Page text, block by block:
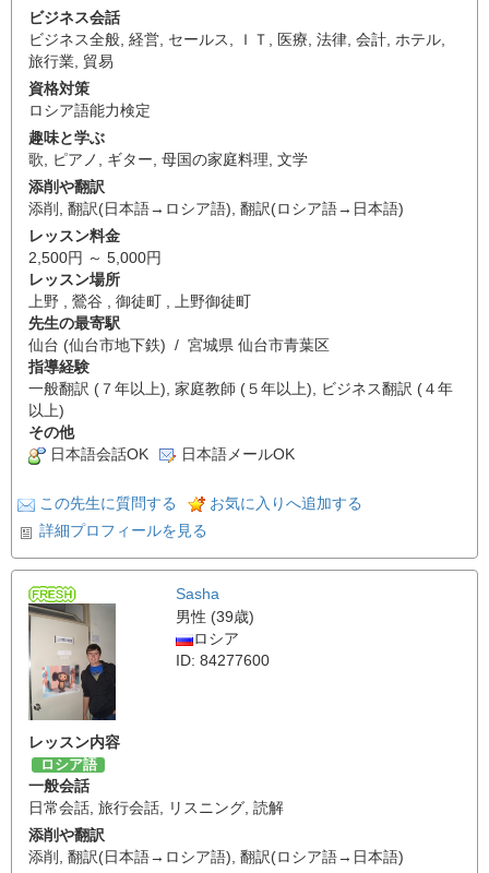
ビジネス会話
ビジネス全般, 経営, セールス, ＩＴ , 医療, 法律, 会計, ホテル,
旅行業, 貿易
資格対策
ロシア語能力検定
趣味と学ぶ
歌, ピアノ , ギター, 母国の家庭料理, 文学
添削や翻訳
添削 , 翻訳(日本語→ロシア語), 翻訳(ロシア語→日本語)
レッスン料金
2,500円 ～ 5,000円
レッスン場所
上野 , 鶯谷 , 御徒町 , 上野御徒町
先生の最寄駅
仙台 (仙台市地下鉄) / 宮城県 仙台市青葉区
指導経験
一般翻訳 (７年以上), 家庭教師 (５年以上), ビジネス翻訳 (４年
以上)
その他
日本語会話OK
日本語メールOK
この先生に質問する
お気に入りへ追加する
詳細プロフィールを見る
Sasha
男性 (39歳)
ロシア
ID: 84277600
レッスン内容
ロシア語
一般会話
日常会話, 旅行会話, リスニング, 読解
添削や翻訳
添削 , 翻訳(日本語→ロシア語), 翻訳(ロシア語→日本語)